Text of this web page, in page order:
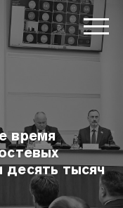
время
десять тысяч